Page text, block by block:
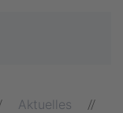
Aktuelles